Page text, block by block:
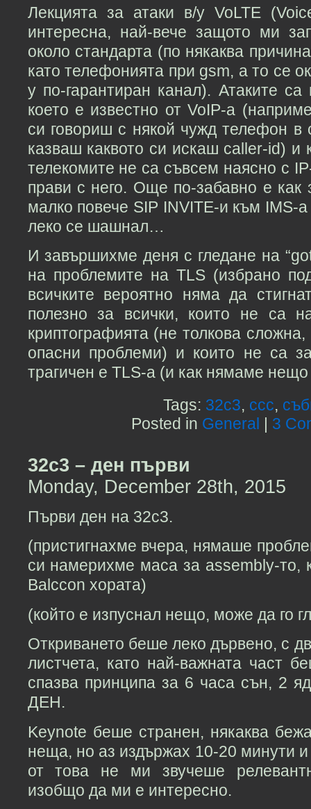
Лекцията за атаки в/у VoLTE
интересна, най-вече защото ми
около стандарта (по някаква
като телефонията при gsm, а то се
у по-гарантиран канал). Атаките
което е известно от VoIP-а
си говориш с някой чужд телефон
казваш каквото си искаш caller-id) и
телекомите не са съвсем наясно с
прави с него. Още по-забавно е как
малко повече SIP INVITE-и към IMS-
леко се шашнал…
И завършихме деня с гледане на
на проблемите на TLS (избрано
всичките вероятно няма да
полезно за всички, които не са
криптографията (не толкова
опасни проблеми) и които не са
трагичен е TLS-а (и как нямаме нещо
Tags: 32c3, ccc,
Posted in General | 3
32c3 – ден първи
Monday, December 28th, 2015
Първи ден на 32c3.
(пристигнахме вчера, нямаше
си намерихме маса за assembly-то,
Balccon хората)
(който е изпуснал нещо, може да го
Откриването беше леко дървено, с
листчета, като най-важната част
спазва принципа за 6 часа сън, 2
ДЕН.
Keynote беше странен, някаква
неща, но аз издържах 10-20 минути
от това не ми звучеше
изобщо да ми е интересно.